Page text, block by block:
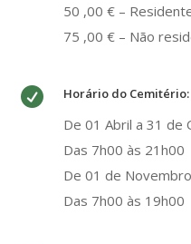
50 ,00 € –
75 ,00 € – Não
 Horário do Cemitério:
De 01 Abril a 31 de
Das 7h00 às 21h00
De 01 de
Das 7h00 às 19h00